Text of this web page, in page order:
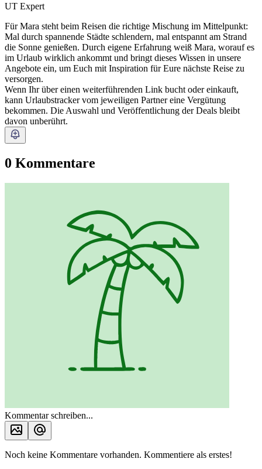
UT Expert
Für Mara steht beim Reisen die richtige Mischung im Mittelpunkt:
Mal durch spannende Städte schlendern, mal entspannt am Strand
die Sonne genießen. Durch eigene Erfahrung weiß Mara, worauf es
im Urlaub wirklich ankommt und bringt dieses Wissen in unsere
Angebote ein, um Euch mit Inspiration für Eure nächste Reise zu
versorgen.
Wenn Ihr über einen weiterführenden Link bucht oder einkauft,
kann Urlaubstracker vom jeweiligen Partner eine Vergütung
bekommen. Die Auswahl und Veröffentlichung der Deals bleibt
davon unberührt.
0 Kommentare
Kommentar schreiben...
Noch keine Kommentare vorhanden. Kommentiere als erstes!